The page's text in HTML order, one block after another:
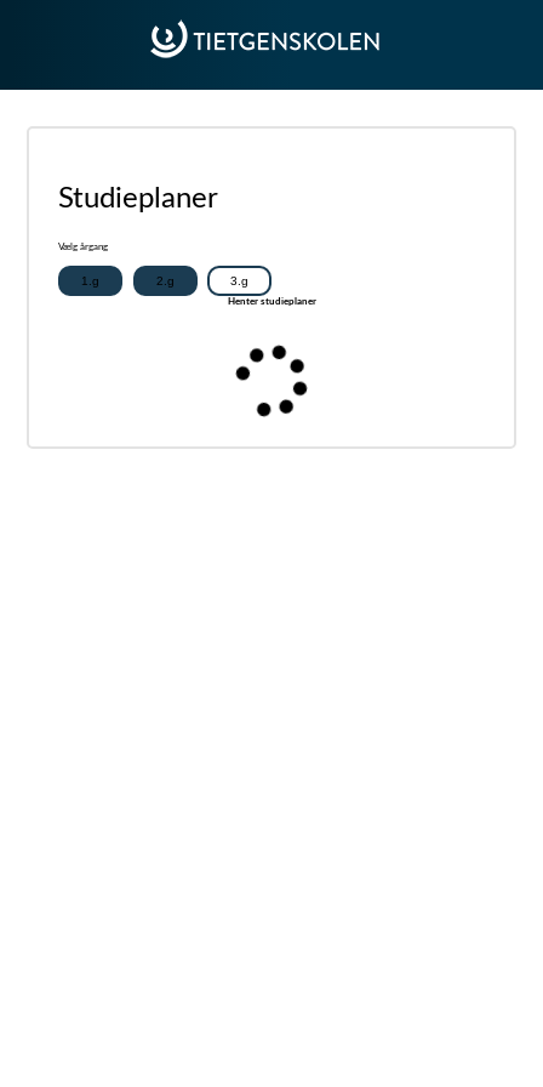
Studieplaner
Vælg årgang
1.g 2.g 3.g
Henter studieplaner